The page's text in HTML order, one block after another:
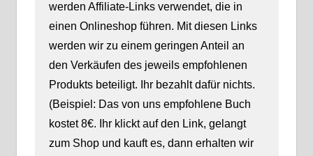
werden Affiliate-Links verwendet, die in
einen Onlineshop führen. Mit diesen Links
werden wir zu einem geringen Anteil an
den Verkäufen des jeweils empfohlenen
Produkts beteiligt. Ihr bezahlt dafür nichts.
(Beispiel: Das von uns empfohlene Buch
kostet 8€. Ihr klickt auf den Link, gelangt
zum Shop und kauft es, dann erhalten wir